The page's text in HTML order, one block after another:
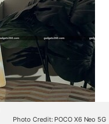
Photo Credit: POCO X6 Neo 5G